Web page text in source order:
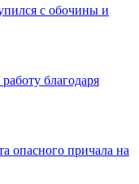
с обочины и
благодаря
опасного причала на